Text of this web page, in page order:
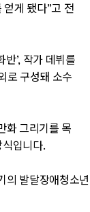
얻게 됐다”고 전
반’, 작가 데뷔를
로 구성돼 소수
화 그리기를 목
식입니다.
의 발달장애청소